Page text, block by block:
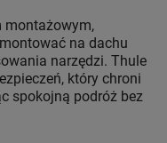
montażowym,
na dachu
narzędzi. Thule
który chroni
spokojną podróż bez